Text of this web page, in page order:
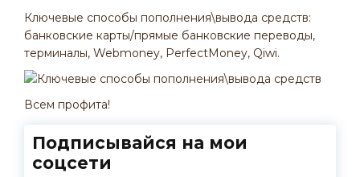
Ключевые способы пополнения\вывода средств:
банковские карты/прямые банковские переводы,
терминалы, Webmoney, PerfectMoney, Qiwi.
Всем профита!
Подписывайся на мои
соцсети